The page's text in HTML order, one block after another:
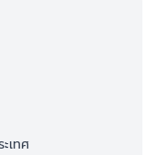
เทศ